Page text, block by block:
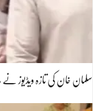
سلمان خان کی تازہ ویڈیوز نے